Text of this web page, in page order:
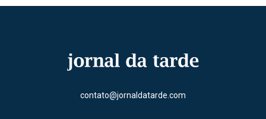
contato@jornaldatarde.com